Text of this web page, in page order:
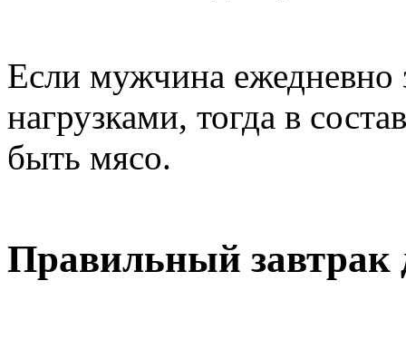
Если мужчина ежедневно
нагрузками, тогда в
быть мясо.
Правильный